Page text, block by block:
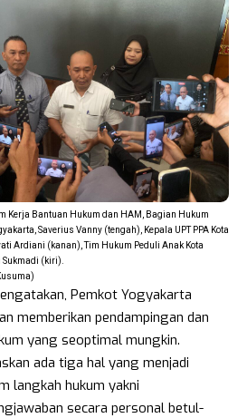
Kerja Bantuan Hukum dan HAM, Bagian Hukum
Saverius Vanny (tengah), Kepala UPT PPA Kota
Ardiani (kanan), Tim Hukum Peduli Anak Kota
Sukmadi (kiri).
Pemkot Yogyakarta
memberikan pendampingan dan
yang seoptimal mungkin.
ada tiga hal yang menjadi
langkah hukum yakni
secara personal betul-